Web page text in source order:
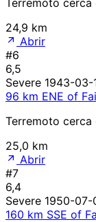
24,9 km
Abrir
#6
6,5
Severe 1943-03-
96 km ENE of
Terremoto cerca
25,0 km
Abrir
#7
6,4
Severe 1950-07-
160 km SSE of